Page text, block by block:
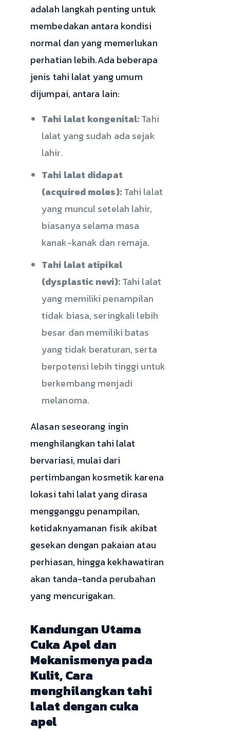
adalah langkah penting untuk
membedakan antara kondisi
normal dan yang memerlukan
perhatian lebih.Ada beberapa
jenis tahi lalat yang umum
dijumpai, antara lain:
Tahi lalat kongenital:Tahi
lalat yang sudah ada sejak
lahir.
Tahi lalat didapat
(acquired moles):Tahi lalat
yang muncul setelah lahir,
biasanya selama masa
kanak-kanak dan remaja.
Tahi lalat atipikal
(dysplastic nevi):Tahi lalat
yang memiliki penampilan
tidak biasa, seringkali lebih
besar dan memiliki batas
yang tidak beraturan, serta
berpotensi lebih tinggi untuk
berkembang menjadi
melanoma.
Alasan seseorang ingin
menghilangkan tahi lalat
bervariasi, mulai dari
pertimbangan kosmetik karena
lokasi tahi lalat yang dirasa
mengganggu penampilan,
ketidaknyamanan fisik akibat
gesekan dengan pakaian atau
perhiasan, hingga kekhawatiran
akan tanda-tanda perubahan
yang mencurigakan.
Kandungan Utama
Cuka Apel dan
Mekanismenya pada
Kulit, Cara
menghilangkan tahi
lalat dengan cuka
apel